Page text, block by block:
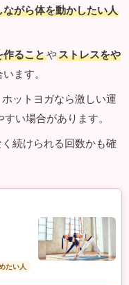
がら体を動かしたい人
作ることやストレスをや
ます。
ットヨガなら激しい運
すい場合があります。
続けられる回数かも確
たい人